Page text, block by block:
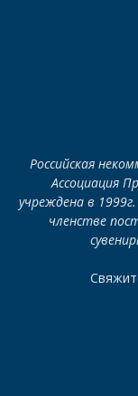
Российская
Ассоциация
учреждена в
членстве